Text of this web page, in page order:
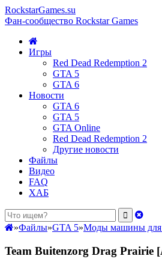
RockstarGames.su
Фан-сообщество Rockstar Games
Игры
Red Dead Redemption 2
GTA 5
GTA 6
Новости
GTA 6
GTA 5
GTA Online
Red Dead Redemption 2
Другие новости
Файлы
Видео
FAQ
ХАБ
»Файлы»GTA 5»Моды машины для
Team Buitenzorg Drag Prairie